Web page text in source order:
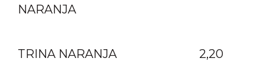
NARANJA
2,20
TRINA NARANJA